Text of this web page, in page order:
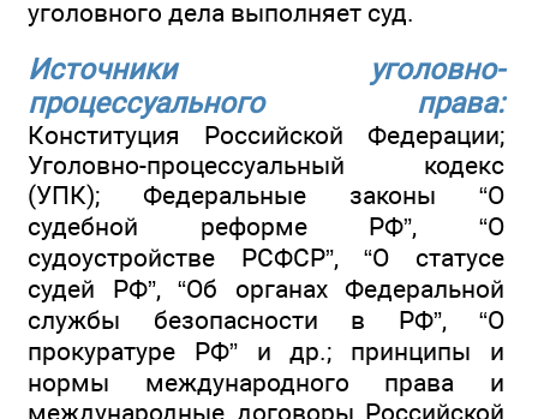
уголовного дела выполняет суд.
Источники уголовно-
процессуального права:
Конституция Российской Федерации;
Уголовно-процессуальный кодекс
(УПК); Федеральные законы “О
судебной реформе РФ”, “О
судоустройстве РСФСР”, “О статусе
судей РФ”, “Об органах Федеральной
службы безопасности в РФ”, “О
прокуратуре РФ” и др.; принципы и
нормы международного права и
международные договоры Российской